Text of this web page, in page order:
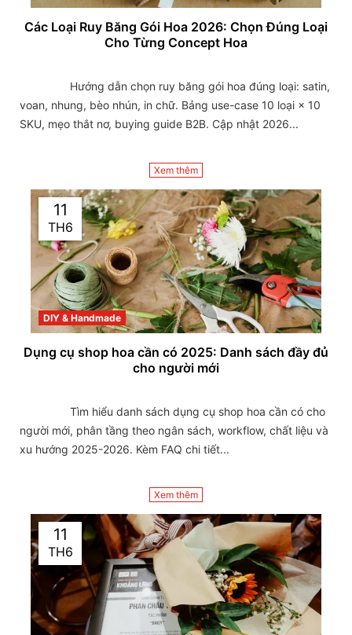
Các Loại Ruy Băng Gói Hoa 2026: Chọn Đúng Loại
Cho Từng Concept Hoa
voan, nhung, bèo nhún, in chữ. Bảng use-case 10 loại × 10
SKU, mẹo thắt nơ, buying guide B2B. Cập nhật 2026...
Xem thêm
11
TH6
DIY & Handmade
Dụng cụ shop hoa cần có 2025: Danh sách đầy đủ
cho người mới
người mới, phân tầng theo ngân sách, workflow, chất liệu và
xu hướng 2025-2026. Kèm FAQ chi tiết...
Xem thêm
11
TH6